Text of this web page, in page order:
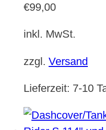
€99,00
inkl. MwSt.
zzgl. Versand
Lieferzeit: 7-10